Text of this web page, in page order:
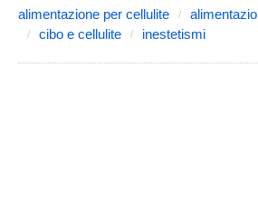
alimentazione per cellulite
cibo e cellulite
inestetismi